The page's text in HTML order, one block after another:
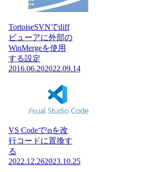
TortoiseSVNでdiff
ビューアに外部の
WinMergeを使用
する設定
2016.06.202022.09.14
VS Codeで\nを改
行コードに置換す
る
2022.12.262023.10.25